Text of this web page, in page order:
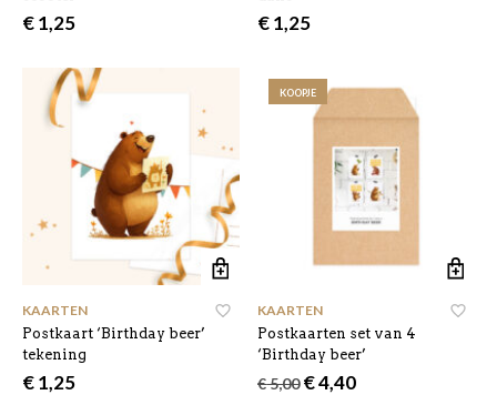
€1,25 €1,25
KAARTEN
Postkaart ‘Birthday beer’
tekening
€1,25
KOOPJE
KAARTEN
Postkaarten set van 4
‘Birthday beer’
€5,00 Oorspronkelijke
€4,40Huidige